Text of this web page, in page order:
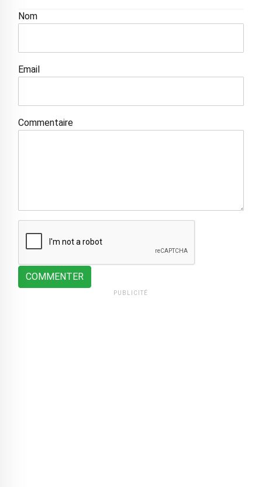
Nom
Email
Commentaire
COMMENTER
PUBLICITÉ